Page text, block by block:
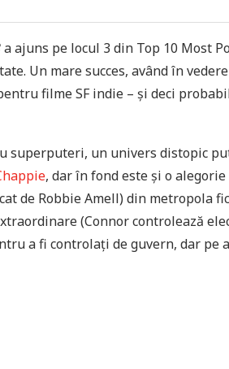
a ajuns pe locul 3 din Top 10 Most
Un mare succes, având în
filme SF indie – și deci
superputeri, un univers distopic
, dar în fond este și o
de Robbie Amell) din metropola
(Connor controlează
a fi controlați de guvern, dar pe